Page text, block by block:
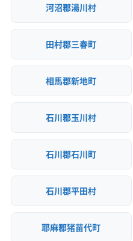
河沼郡湯川村
田村郡三春町
相馬郡新地町
石川郡玉川村
石川郡石川町
石川郡平田村
耶麻郡猪苗代町